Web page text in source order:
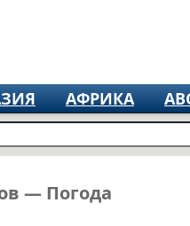
АФРИКА
— Погода